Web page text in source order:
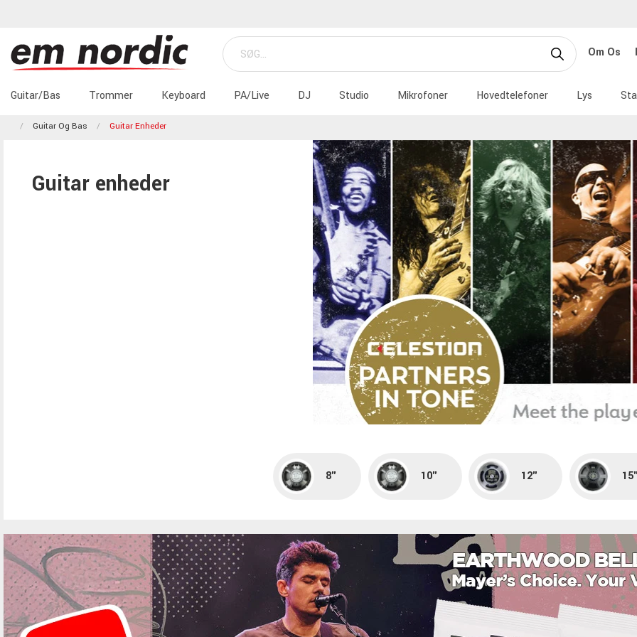
Om Os
Guitar/Bas Trommer Keyboard PA/Live DJ Studio Mikrofoner Hovedtelefoner Lys
Guitar Og Bas Guitar Enheder
Guitar enheder
8" 10" 12"